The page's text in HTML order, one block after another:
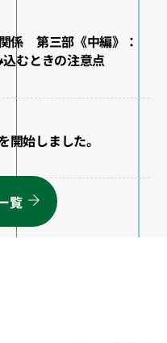
係 第三部《中編》：
むときの注意点
開始しました。
覧